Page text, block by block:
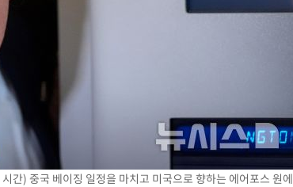
간) 중국 베이징 일정을 마치고 미국으로 향하는 에어포스 원에